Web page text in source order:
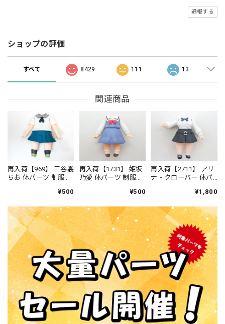
通報する
ショップの評価
すべて 8429 111 13
関連商品
再入荷【969】 三谷裳
ちお 体パーツ 制服
¥500
再入荷【1731】 姫坂
乃愛 体パーツ 制服
¥500
再入荷【2711】 アリ
ナ・クローバー 体パ
ンマー付き） ねん
¥1,800